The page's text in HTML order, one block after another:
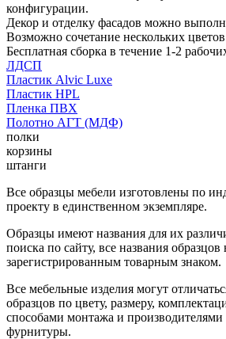
конфигурации.
Декор и отделку фасадов можно
Возможно сочетание нескольких
Бесплатная сборка в течение 1-2
ЛДСП
Пластик Alvic Luxe
Пластик HPL
Пленка ПВХ
Полотно АГТ (МДФ)
полки
корзины
штанги
Все образцы мебели изготовлены по
проекту в единственном экземпляре.
Образцы имеют названия для их
поиска по сайту, все названия образцов
зарегистрированным товарным знаком.
Все мебельные изделия могут
образцов по цвету, размеру,
способами монтажа и
фурнитуры.